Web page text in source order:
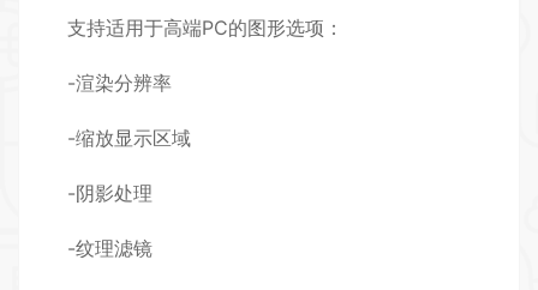
支持适用于高端PC的图形选项：
-渲染分辨率
-缩放显示区域
-阴影处理
-纹理滤镜